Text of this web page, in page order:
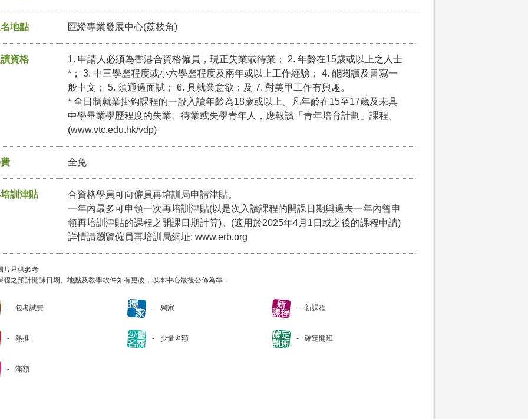
地點 匯縱專業發展中心(荔枝角)
資格
1. 申請人必須為香港合資格僱員，現正失業或待業； 2. 年齡在15歲或以上之人士
*； 3. 中三學歷程度或小六學歷程度及兩年或以上工作經驗； 4. 能閱讀及書寫一
般中文； 5. 須通過面試； 6. 具就業意欲；及 7. 對美甲工作有興趣。
* 全日制就業掛鈎課程的一般入讀年齡為18歲或以上。凡年齡在15至17歲及未具
中學畢業學歷程度的失業、待業或失學青年人，應報讀「青年培育計劃」課程。
(www.vtc.edu.hk/vdp)
全免
訓津貼
合資格學員可向僱員再培訓局申請津貼。
一年內最多可申領一次再培訓津貼(以是次入讀課程的開課日期與過去一年內曾申
領再培訓津貼的課程之開課日期計算)。(適用於2025年4月1日或之後的課程申請)
詳情請瀏覽僱員再培訓局網址: www.erb.org
片只供參考
程之預計開課日期、地點及教學軟件如有更改，以本中心最後公佈為準．
包考試費 獨家 新課程
熱推 少量名額 確定開班
滿額